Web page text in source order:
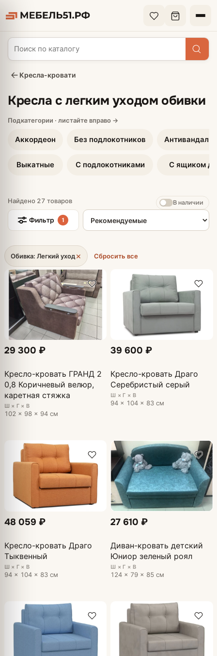
Кресла-кровати
Кресла с легким уходом обивки
Аккордеон
Выкатные
Без подлокотников
С подлокотниками С ящиком
Найдено 27 товаров В наличии
Фильтр 1
Сортировка товаров
Обивка: Легкий уход× Сбросить все
29 300 ₽
Кресло-кровать ГРАНД 2
0,8 Коричневый велюр,
каретная стяжка
Ш × Г × В
102 × 98 × 94 см
39 600 ₽
Кресло-кровать Драго
Серебристый серый
Ш × Г × В
94 × 104 × 83 см
48 059 ₽
Кресло-кровать Драго
Тыквенный
Ш × Г × В
94 × 104 × 83 см
27 610 ₽
Диван-кровать детский
Юниор зеленый роял
Ш × Г × В
124 × 79 × 85 см